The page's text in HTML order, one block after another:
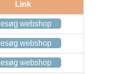
Link
webshop
webshop
webshop